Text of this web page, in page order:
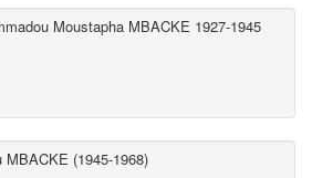
Moustapha MBACKE 1927-1945
MBACKE (1945-1968)